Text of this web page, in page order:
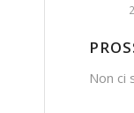
Non ci